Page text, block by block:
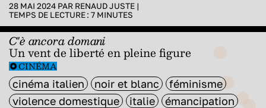
28 MAI 2024 PAR RENAUD JUSTE |
TEMPS DE LECTURE : 7 MINUTES
C'è ancora domani
Un vent de liberté en pleine figure
CINÉMA
cinéma italien noir et blanc
féminisme
violence domestique
italie
émancipation